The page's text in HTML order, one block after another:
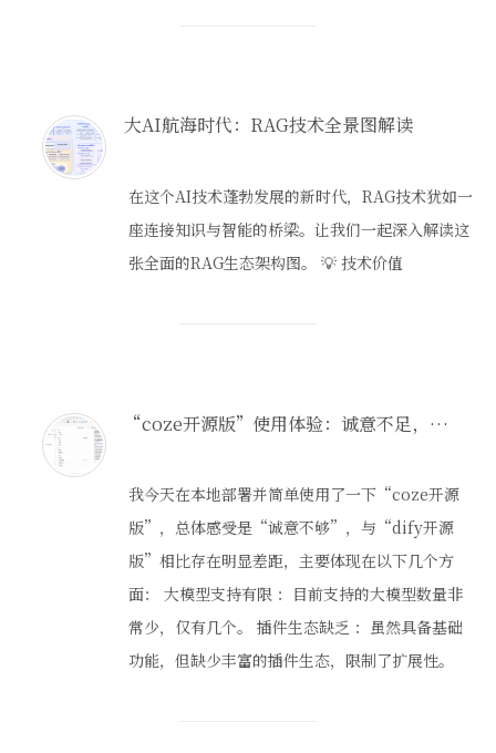
大AI航海时代：RAG技术全景图解读
在这个AI技术蓬勃发展的新时代，RAG技术犹如一
座连接知识与智能的桥梁。让我们一起深入解读这
张全面的RAG生态架构图。 💡 技术价值
“coze开源版”使用体验：诚意不足，企业级应用需谨慎选择！
我今天在本地部署并简单使用了一下“coze开源
版”，总体感受是“诚意不够”，与“dify开源
版”相比存在明显差距，主要体现在以下几个方
面： 大模型支持有限 ：目前支持的大模型数量非
常少，仅有几个。 插件生态缺乏 ：虽然具备基础
功能，但缺少丰富的插件生态，限制了扩展性。